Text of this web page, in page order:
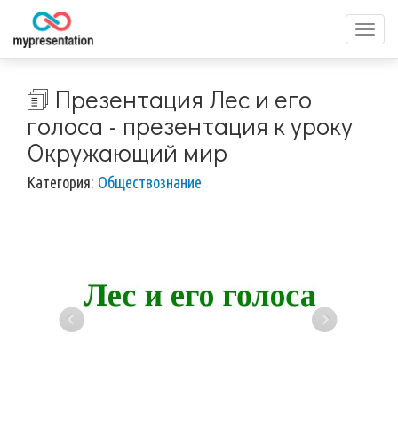
меню
🗊 Презентация Лес и его
голоса - презентация к уроку
Окружающий мир
Категория: Обществознание